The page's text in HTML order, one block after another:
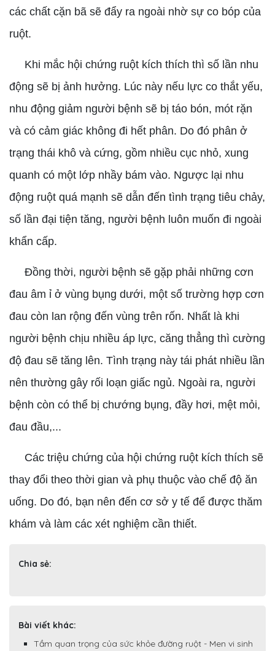
các chất cặn bã sẽ đẩy ra ngoài nhờ sự co bóp của
ruột.
Khi mắc hội chứng ruột kích thích thì số lần nhu
động sẽ bị ảnh hưởng. Lúc này nếu lực co thắt yếu,
nhu động giảm người bệnh sẽ bị táo bón, mót rặn
và có cảm giác không đi hết phân. Do đó phân ở
trạng thái khô và cứng, gồm nhiều cục nhỏ, xung
quanh có một lớp nhầy bám vào. Ngược lại nhu
động ruột quá mạnh sẽ dẫn đến tình trạng tiêu chảy,
số lần đại tiện tăng, người bệnh luôn muốn đi ngoài
khẩn cấp.
Đồng thời, người bệnh sẽ gặp phải những cơn
đau âm ỉ ở vùng bụng dưới, một số trường hợp cơn
đau còn lan rộng đến vùng trên rốn. Nhất là khi
người bệnh chịu nhiều áp lực, căng thẳng thì cường
độ đau sẽ tăng lên. Tình trạng này tái phát nhiều lần
nên thường gây rối loạn giấc ngủ. Ngoài ra, người
bệnh còn có thể bị chướng bụng, đầy hơi, mệt mỏi,
đau đầu,...
Các triệu chứng của hội chứng ruột kích thích sẽ
thay đổi theo thời gian và phụ thuộc vào chế độ ăn
uống. Do đó, bạn nên đến cơ sở y tế để được thăm
khám và làm các xét nghiệm cần thiết.
Chia sẻ:
Bài viết khác:
Tầm quan trọng của sức khỏe đường ruột - Men vi sinh